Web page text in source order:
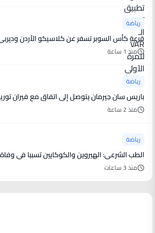
رياضة
قرعة كأس السوبر تسفر عن كلاسيكو الأردن
منذ 1 ساعة
رياضة
باريس سان جيرمان يتوصل إلى اتفاق مع فيران
منذ 2 ساعة
رياضة
الطب الشرعي: الهيروين والكوكايين تسببا في
منذ 3 ساعات